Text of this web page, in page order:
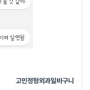
고민정형외과일바구니